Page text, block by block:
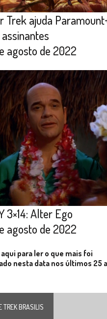
Trek ajuda
agosto de 2022
3×14: Alter Ego
agosto de 2022
para ler o que mais foi
nesta data nos últimos 25
TREK BRASILIS